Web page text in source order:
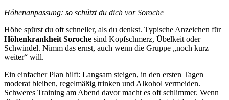
Höhenanpassung: so schützt du dich vor Soroche
Höhe spürst du oft schneller, als du denkst. Typische Anzeichen für
Höhenkrankheit Soroche sind Kopfschmerz, Übelkeit oder
Schwindel. Nimm das ernst, auch wenn die Gruppe „noch kurz
weiter“ will.
Ein einfacher Plan hilft: Langsam steigen, in den ersten Tagen
moderat bleiben, regelmäßig trinken und Alkohol vermeiden.
Schweres Training am Abend davor macht es oft schlimmer. Wenn